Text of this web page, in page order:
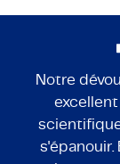
Notre
excellent
s'épanouir.